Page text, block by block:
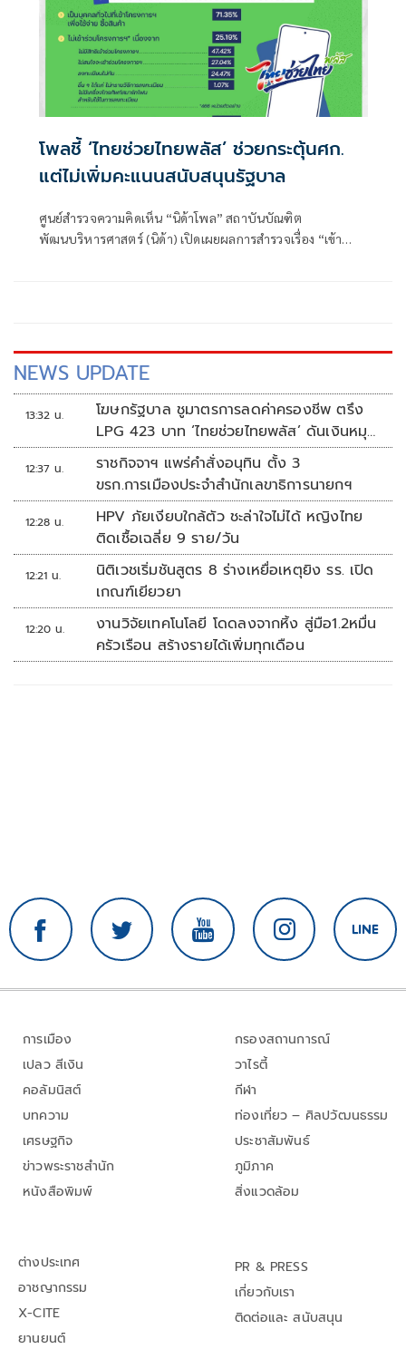
โพลชี้ ‘ไทยช่วยไทยพลัส’ ช่วยกระตุ้นศก.
แต่ไม่เพิ่มคะแนนสนับสนุนรัฐบาล
ศูนย์สำรวจความคิดเห็น “นิด้าโพล” สถาบันบัณฑิต
พัฒนบริหารศาสตร์ (นิด้า) เปิดเผยผลการสำรวจเรื่อง “เข้า
NEWS UPDATE
13:32 น.
โฆษกรัฐบาล ชูมาตรการลดค่าครองชีพ ตรึง
LPG 423 บาท ‘ไทยช่วยไทยพลัส’ ดันเงินหมุน
แสนล้าน
12:37 น.
ราชกิจจาฯ แพร่คำสั่งอนุทิน ตั้ง 3
ขรก.การเมืองประจำสำนักเลขาธิการนายกฯ
12:28 น.
HPV ภัยเงียบใกล้ตัว ชะล่าใจไม่ได้ หญิงไทย
ติดเชื้อเฉลี่ย 9 ราย/วัน
12:21 น.
นิติเวชเริ่มชันสูตร 8 ร่างเหยื่อเหตุยิง รร. เปิด
เกณฑ์เยียวยา
12:20 น.
งานวิจัยเทคโนโลยี โดดลงจากหิ้ง สู่มือ1.2หมื่น
ครัวเรือน สร้างรายได้เพิ่มทุกเดือน
การเมือง
เปลว สีเงิน
คอลัมนิสต์
บทความ
เศรษฐกิจ
ข่าวพระราชสำนัก
หนังสือพิมพ์
กรองสถานการณ์
วาไรตี้
กีฬา
ท่องเที่ยว – ศิลปวัฒนธรรม
ประชาสัมพันธ์
ภูมิภาค
สิ่งแวดล้อม
ต่างประเทศ
อาชญากรรม
X-CITE
ยานยนต์
PR & PRESS
เกี่ยวกับเรา
ติดต่อและ สนับสนุน